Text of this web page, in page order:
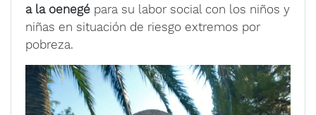
a la oenegé para su labor social con los niños y
niñas en situación de riesgo extremos por
pobreza.